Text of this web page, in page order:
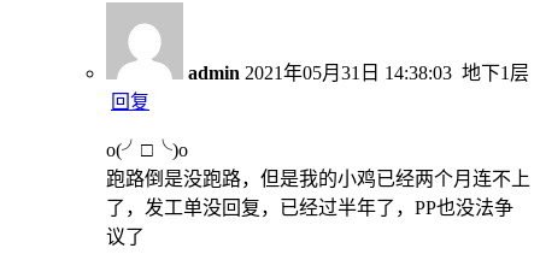
admin 2021年05月31日 14:38:03 地下1层
回复
o(╯□╰)o
跑路倒是没跑路，但是我的小鸡已经两个月连不上
了，发工单没回复，已经过半年了，PP也没法争
议了